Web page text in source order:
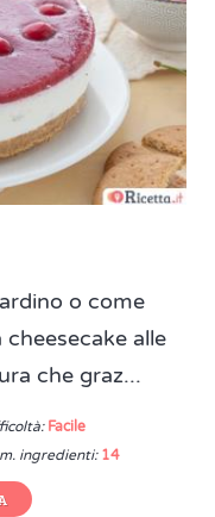
o come
alle
che graz...
Facile
ingredienti: 14